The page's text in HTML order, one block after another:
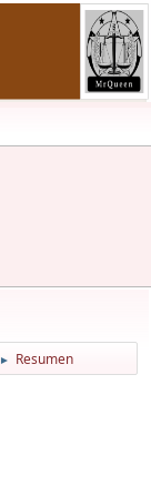
► Resumen